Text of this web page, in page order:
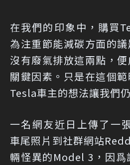
在我們的印象中，購買
為注重節能減碳方面的
沒有廢氣排放這兩點，
關鍵因素。只是在這個
Tesla車主的想法讓我們
一名網友近日上傳了一
車尾照片到社群網站
輛怪異的Model 3，因爲